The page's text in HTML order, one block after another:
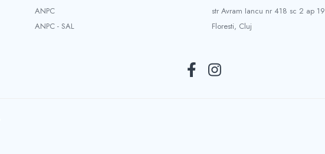
ANPC
ANPC - SAL
str Avram Iancu nr 418 sc 2 ap 19
Floresti, Cluj